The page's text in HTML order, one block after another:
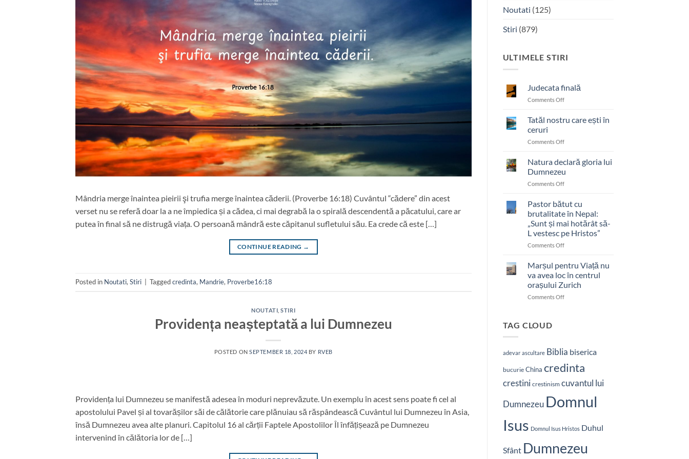
Mândria merge înaintea pieirii şi trufia merge înaintea căderii. (Proverbe 16:18) Cuvântul “cădere” din acest
verset nu se referă doar la a ne împiedica și a cădea, ci mai degrabă la o spirală descendentă a păcatului, care ar
putea în final să ne distrugă viața. O persoană mândră este căpitanul sufletului său. Ea crede că este […]
CONTINUE READING →
Posted in Noutati, Stiri Taggedcredinta, Mandrie, Proverbe16:18
NOUTATI ,STIRI
Providența neașteptată a lui Dumnezeu
POSTED ONSEPTEMBER 18, 2024 BY RVEB
Providența lui Dumnezeu se manifestă adesea în moduri neprevăzute. Un exemplu în acest sens poate fi cel al
apostolului Pavel și al tovarășilor săi de călătorie care plănuiau să răspândească Cuvântul lui Dumnezeu în Asia,
însă Dumnezeu avea alte planuri. Capitolul 16 al cărții Faptele Apostolilor Îl înfățișează pe Dumnezeu
intervenind în călătoria lor de […]
Noutati (125)
Stiri (879)
ULTIMELE STIRI
Judecata finală
Comments Offon
Tatăl nostru care ești în
ceruri
Comments Offon
nostru
care
ești
în
Natura declară gloria lui
Dumnezeu
Comments Offon
declară
gloria
lui
Dumnezeu
Pastor bătut cu
brutalitate în Nepal:
„Sunt și mai hotărât să-
L vestesc pe Hristos”
Comments Offon
bătut
cu
brutalitate
în
Nepal:
L
pe
Marșul pentru Viață nu
va avea loc în centrul
orașului Zurich
Comments Offon
avea
loc
în
orașului
TAG CLOUD
adevar ascultare Biblia biserica
bucurie China credinta
crestini crestinism cuvantul lui
Dumnezeu Domnul
Isus Domnul Isus Hristos Duhul
Sfânt Dumnezeu